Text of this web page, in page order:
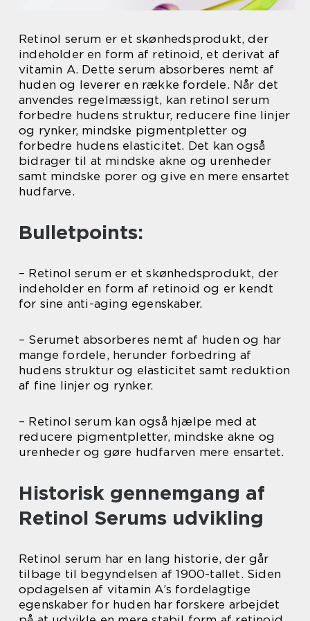
Retinol serum er et skønhedsprodukt, der
indeholder en form af retinoid, et derivat af
vitamin A. Dette serum absorberes nemt af
huden og leverer en række fordele. Når det
anvendes regelmæssigt, kan retinol serum
forbedre hudens struktur, reducere fine linjer
og rynker, mindske pigmentpletter og
forbedre hudens elasticitet. Det kan også
bidrager til at mindske akne og urenheder
samt mindske porer og give en mere ensartet
hudfarve.
Bulletpoints:
– Retinol serum er et skønhedsprodukt, der
indeholder en form af retinoid og er kendt
for sine anti-aging egenskaber.
– Serumet absorberes nemt af huden og har
mange fordele, herunder forbedring af
hudens struktur og elasticitet samt reduktion
af fine linjer og rynker.
– Retinol serum kan også hjælpe med at
reducere pigmentpletter, mindske akne og
urenheder og gøre hudfarven mere ensartet.
Historisk gennemgang af
Retinol Serums udvikling
Retinol serum har en lang historie, der går
tilbage til begyndelsen af 1900-tallet. Siden
opdagelsen af vitamin A’s fordelagtige
egenskaber for huden har forskere arbejdet